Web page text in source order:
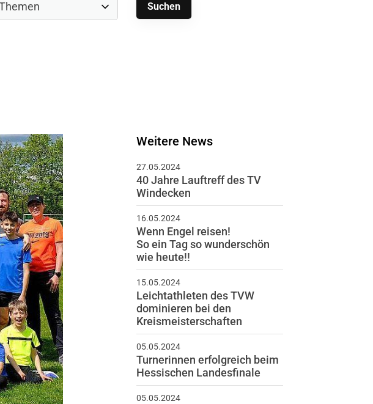
Weitere News
27.05.2024
40 Jahre Lauftreff des TV
Windecken
16.05.2024
Wenn Engel reisen!
So ein Tag so wunderschön
wie heute!!
15.05.2024
Leichtathleten des TVW
dominieren bei den
Kreismeisterschaften
05.05.2024
Turnerinnen erfolgreich beim
Hessischen Landesfinale
05.05.2024